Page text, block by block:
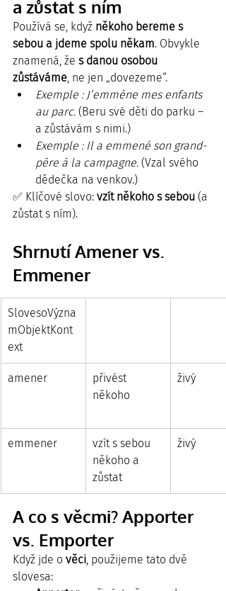
a zůstat s ním
Používá se, když někoho bereme s
sebou a jdeme spolu někam. Obvykle
znamená, že s danou osobou
zůstáváme, ne jen „dovezeme“.
Exemple : J’emmène mes enfants
au parc. (Beru své děti do parku –
a zůstávám s nimi.)
Exemple : Il a emmené son grand-
père à la campagne. (Vzal svého
dědečka na venkov.)
✅ Klíčové slovo: vzít někoho s sebou (a
zůstat s ním).
Shrnutí Amener vs.
Emmener
SlovesoVýzna
mObjektKont
ext
amener
přivést
někoho
živý
emmener
vzít s sebou
někoho a
zůstat
živý
A co s věcmi? Apporter
vs. Emporter
Když jde o věci, použijeme tato dvě
slovesa: